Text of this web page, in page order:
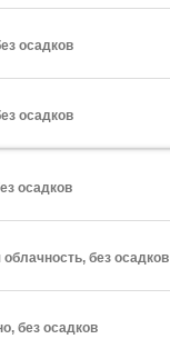
осадков
осадков
осадков
без осадков
без осадков